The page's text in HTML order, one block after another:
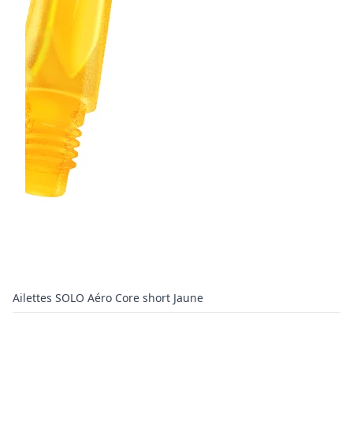
Ailettes SOLO Aéro Core short Jaune